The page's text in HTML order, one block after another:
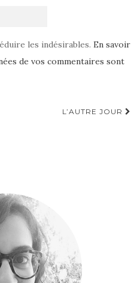
les indésirables. En savoir
de vos commentaires sont
L’AUTRE JOUR